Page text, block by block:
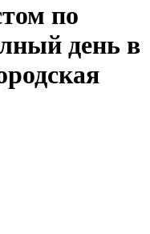
по
день в